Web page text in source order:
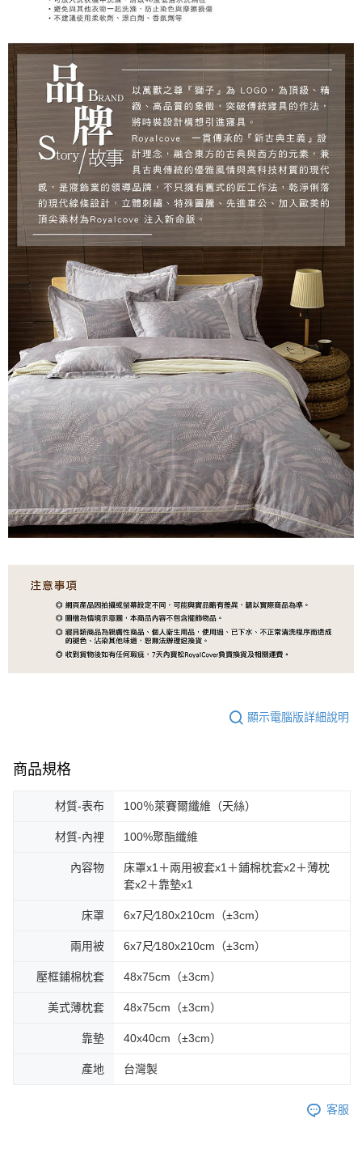
顯示電腦版詳細說明
商品規格
材質-表布 100％萊賽爾纖維（天絲）
材質-內裡 100%聚酯纖維
內容物
床罩x1＋兩用被套x1＋鋪棉枕套x2＋薄枕
套x2＋靠墊x1
床罩 6x7尺∕180x210cm（±3cm）
兩用被 6x7尺∕180x210cm（±3cm）
壓框鋪棉枕套 48x75cm（±3cm）
美式薄枕套 48x75cm（±3cm）
靠墊 40x40cm（±3cm）
產地 台灣製
客服